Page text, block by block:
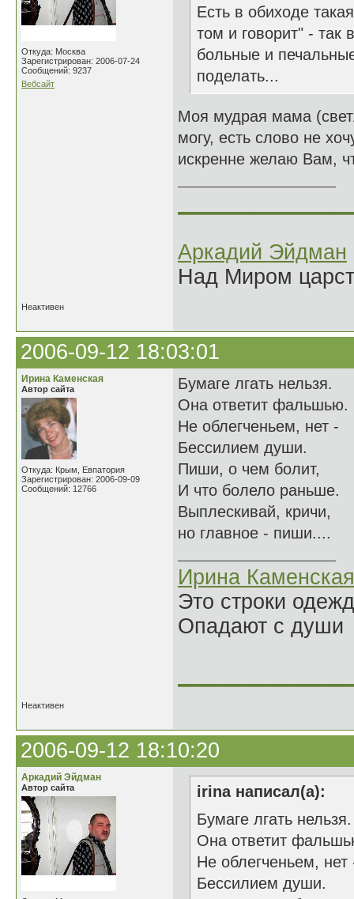
Откуда: Москва
Зарегистрирован: 2006-07-24
Сообщений: 9237
Вебсайт
Есть в обиходе
том и говорит" - так
больные и
поделать...
Моя мудрая мама
могу, есть слово не
искренне желаю Вам,
Аркадий Эйдман
Над Миром
Неактивен
2006-09-12 18:03:01
Ирина Каменская
Автор сайта
Откуда: Крым, Евпатория
Зарегистрирован: 2006-09-09
Сообщений: 12766
Бумаге лгать нельзя.
Она ответит фальшью.
Не облегченьем, нет -
Бессилием души.
Пиши, о чем болит,
И что болело раньше.
Выплескивай, кричи,
но главное - пиши....
Ирина Каменская
Это строки
Опадают с души
Неактивен
2006-09-12 18:10:20
Аркадий Эйдман
Автор сайта
irina написал(а):
Бумаге лгать нельзя.
Она ответит
Не облегченьем, нет
Бессилием души.